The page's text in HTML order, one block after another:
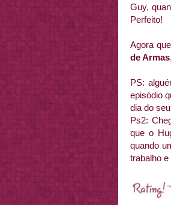
Guy,
Perfeito!
Agora
de Armas
PS:
episódio
dia do
Ps2:
que o
quando
trabalho